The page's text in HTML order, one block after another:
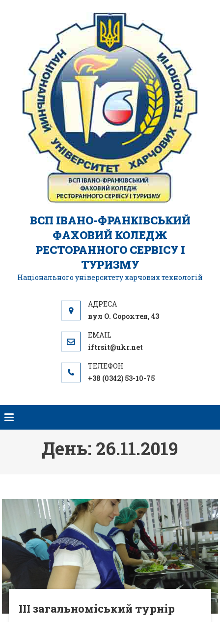
ВСП ІВАНО-ФРАНКІВСЬКИЙ
ФАХОВИЙ КОЛЕДЖ
РЕСТОРАННОГО СЕРВІСУ І
ТУРИЗМУ
Національного університету харчових технологій
вул О. Сорохтея, 43
iftrsit@ukr.net
+38 (0342) 53-10-75
День: 26.11.2019
ІІІ загальноміський турнір